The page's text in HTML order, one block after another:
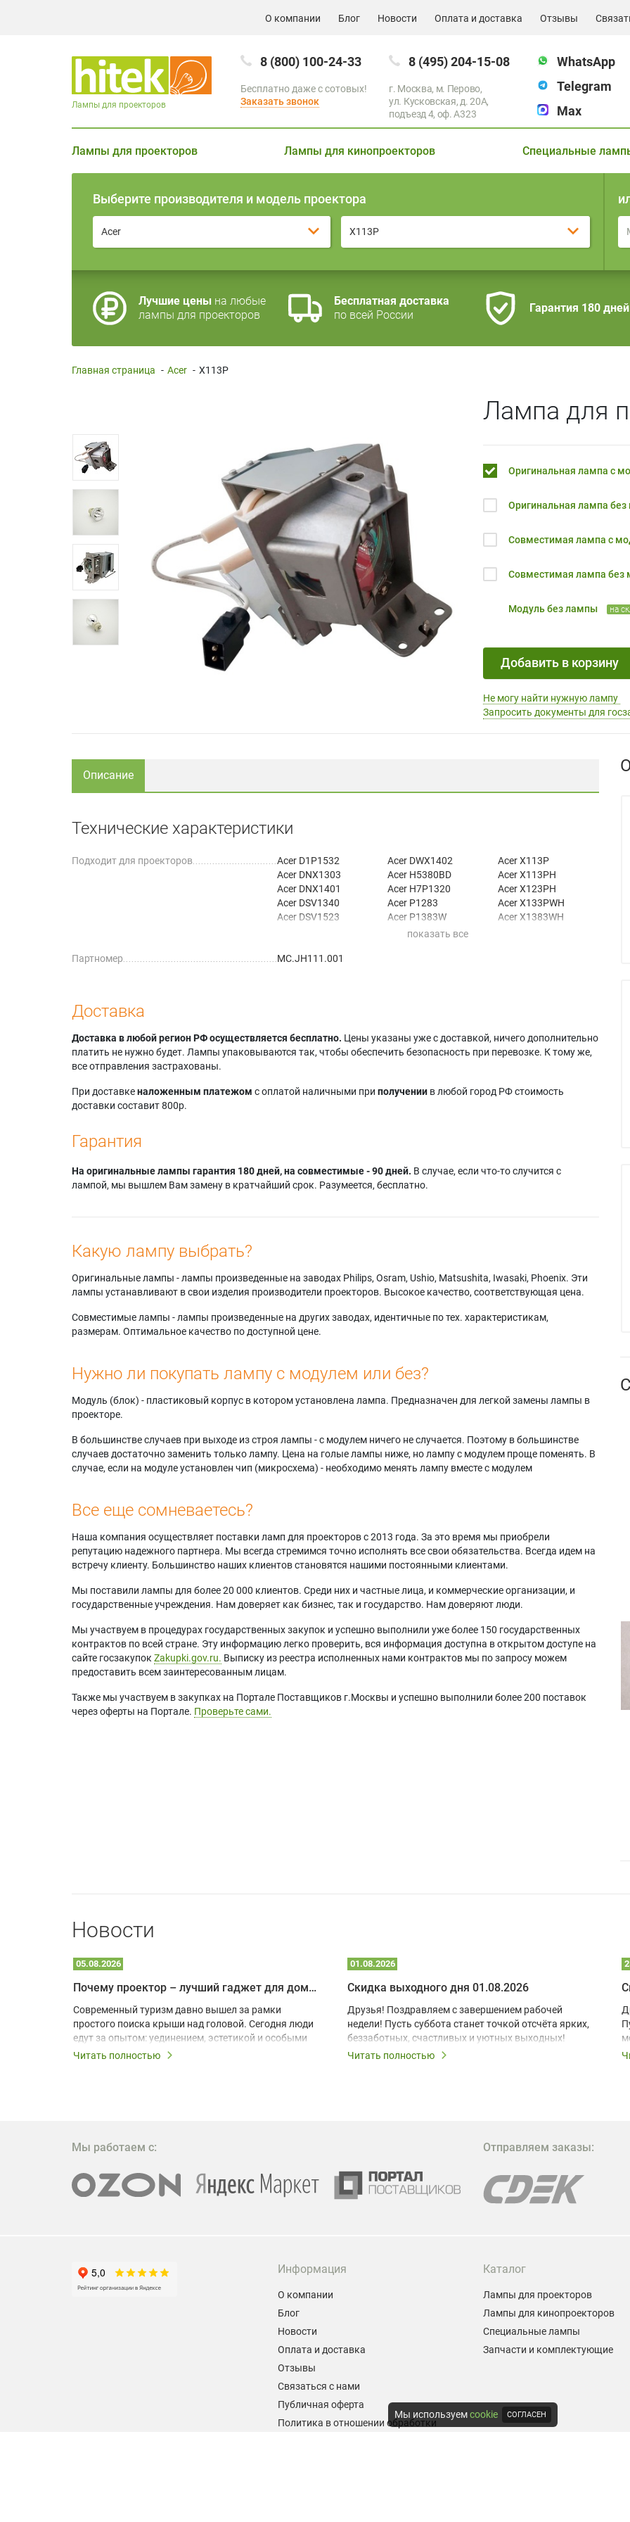
О компании Блог Новости Оплата и доставка Отзывы
8 (800) 100-24-33
Бесплатно даже с сотовых!
Заказать звонок
8 (495) 204-15-08
г. Москва, м. Перово,
ул. Кусковская, д. 20А,
подъезд 4, оф. A323
WhatsApp
Telegram
Max
Лампы для проекторов
Лампы для проекторов Лампы для кинопроекторов Специальные
Выберите производителя и модель проектора
Acer X113P
Лучшие цены на любые
лампы для проекторов
Бесплатная доставка
по всей России
Гарантия 180 дней
Главная страница - Acer - X113P
Лампа для
Оригинальная лампа с
Оригинальная лампа без
Совместимая лампа с
Совместимая лампа без
Модуль без лампы на
Добавить в корзину
Не могу найти нужную лампу
Запросить документы для
Описание
Технические характеристики
Подходит для проекторов
Acer D1P1532
Acer DNX1303
Acer DNX1401
Acer DSV1340
Acer DSV1523
Acer DWX1402
Acer H5380BD
Acer H7P1320
Acer P1283
Acer P1383W
Acer X113H
Acer X113P
Acer X113PH
Acer X123PH
Acer X133PWH
Acer X1383WH
Партномер MC.JH111.001
Доставка
Доставка в любой регион РФ осуществляется бесплатно. Цены указаны уже с доставкой, ничего дополнительно
платить не нужно будет. Лампы упаковываются так, чтобы обеспечить безопасность при перевозке. К тому же,
все отправления застрахованы.
При доставкеналоженным платежом с оплатой наличными при получении в любой город РФ стоимость
доставки составит 800р.
Гарантия
На оригинальные лампы гарантия 180 дней, на совместимые - 90 дней. В случае, если что-то случится с
лампой, мы вышлем Вам замену в кратчайший срок. Разумеется, бесплатно.
Какую лампу выбрать?
Оригинальные лампы - лампы произведенные на заводах Philips, Osram, Ushio, Matsushita, Iwasaki, Phoenix. Эти
лампы устанавливают в свои изделия производители проекторов. Высокое качество, соответствующая цена.
Совместимые лампы - лампы произведенные на других заводах, идентичные по тех. характеристикам,
размерам. Оптимальное качество по доступной цене.
Нужно ли покупать лампу с модулем или без?
Модуль (блок) - пластиковый корпус в котором установлена лампа. Предназначен для легкой замены лампы в
проекторе.
В большинстве случаев при выходе из строя лампы - с модулем ничего не случается. Поэтому в большинстве
случаев достаточно заменить только лампу. Цена на голые лампы ниже, но лампу с модулем проще поменять. В
случае, если на модуле установлен чип (микросхема) - необходимо менять лампу вместе с модулем
Все еще сомневаетесь?
Наша компания осуществляет поставки ламп для проекторов с 2013 года. За это время мы приобрели
репутацию надежного партнера. Мы всегда стремимся точно исполнять все свои обязательства. Всегда идем на
встречу клиенту. Большинство наших клиентов становятся нашими постоянными клиентами.
Мы поставили лампы для более 20 000 клиентов. Среди них и частные лица, и коммерческие организации, и
государственные учреждения. Нам доверяет как бизнес, так и государство. Нам доверяют люди.
Мы участвуем в процедурах государственных закупок и успешно выполнили уже более 150 государственных
контрактов по всей стране. Эту информацию легко проверить, вся информация доступна в открытом доступе на
сайте госзакупок Zakupki.gov.ru. Выписку из реестра исполненных нами контрактов мы по запросу можем
предоставить всем заинтересованным лицам.
Также мы участвуем в закупках на Портале Поставщиков г.Москвы и успешно выполнили более 200 поставок
через оферты на Портале. Проверьте сами.
Новости
05.08.2026
Почему проектор – лучший гаджет для домика в глэмпинге
Современный туризм давно вышел за рамки
простого поиска крыши над головой. Сегодня люди
едут за опытом: уединением, эстетикой и особыми
ощущениями. Владельцы A-frame домов,
эффективных и бюджетных способов стать
проектора.
Читать полностью
01.08.2026
Скидка выходного дня 01.08.2026
Друзья! Поздравляем с завершением рабочей
недели! Пусть суббота станет точкой отсчёта ярких,
беззаботных, счастливых и уютных выходных!
Читать полностью
Мы работаем с: Отправляем заказы:
Информация
О компании
Блог
Новости
Оплата и доставка
Отзывы
Связаться с нами
Публичная оферта
Политика в отношении обработки
Каталог
Лампы для проекторов
Лампы для кинопроекторов
Специальные лампы
Запчасти и комплектующие
Мы используемcookie СОГЛАСЕН